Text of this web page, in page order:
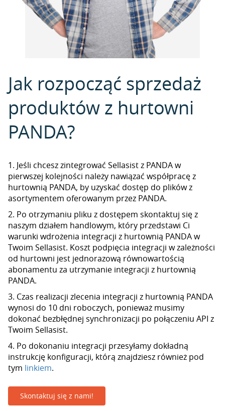
Jak rozpocząć sprzedaż
produktów z hurtowni
PANDA?
1. Jeśli chcesz zintegrować Sellasist z PANDA w
pierwszej kolejności należy nawiązać współpracę z
hurtownią PANDA, by uzyskać dostęp do plików z
asortymentem oferowanym przez PANDA.
2. Po otrzymaniu pliku z dostępem skontaktuj się z
naszym działem handlowym, który przedstawi Ci
warunki wdrożenia integracji z hurtownią PANDA w
Twoim Sellasist. Koszt podpięcia integracji w zależności
od hurtowni jest jednorazową równowartością
abonamentu za utrzymanie integracji z hurtownią
PANDA.
3. Czas realizacji zlecenia integracji z hurtownią PANDA
wynosi do 10 dni roboczych, ponieważ musimy
dokonać bezbłędnej synchronizacji po połączeniu API z
Twoim Sellasist.
4. Po dokonaniu integracji przesyłamy dokładną
instrukcję konfiguracji, którą znajdziesz również pod
tym linkiem.
Skontaktuj się z nami!